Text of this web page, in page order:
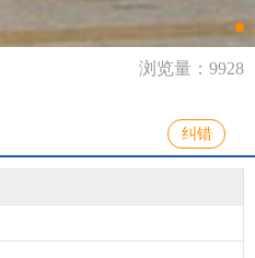
浏览量：9928
纠错